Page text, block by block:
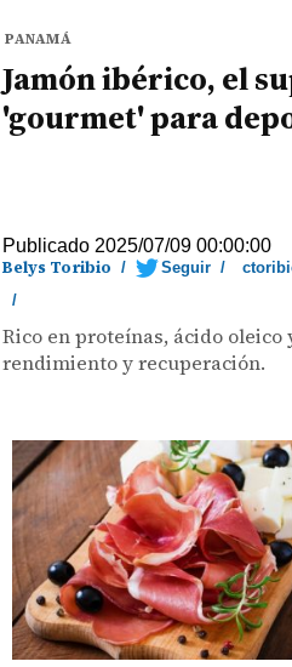
PANAMÁ
Jamón ibérico, el
'gourmet' para
Publicado 2025/07/09 00:00:00
Belys Toribio / Seguir /
/
Rico en proteínas, ácido
rendimiento y recuperación.